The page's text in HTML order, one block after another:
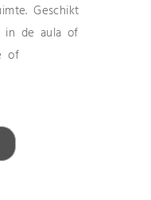
Geschikt
in de aula of
of